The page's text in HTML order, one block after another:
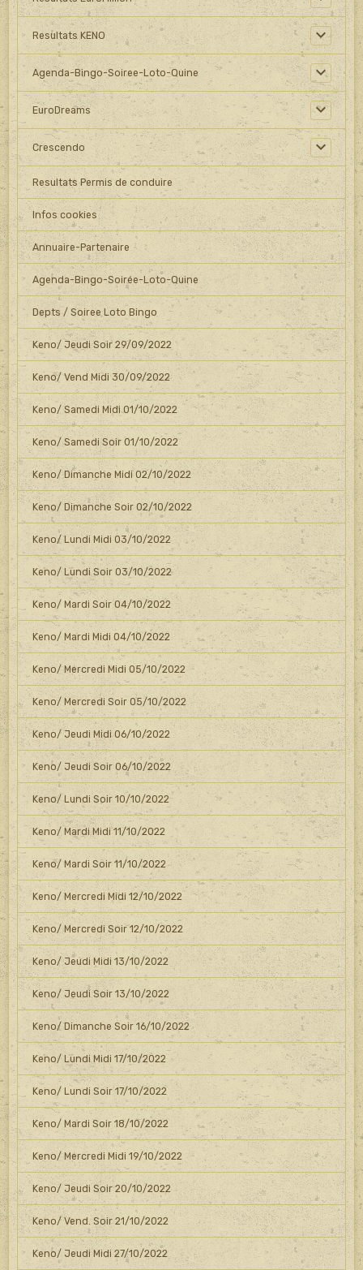
Resultats KENO
Agenda-Bingo-Soiree-Loto-Quine
EuroDreams
Crescendo
Resultats Permis de conduire
Infos cookies
Annuaire-Partenaire
Agenda-Bingo-Soirée-Loto-Quine
Depts / Soiree Loto Bingo
Keno/ Jeudi Soir 29/09/2022
Keno/ Vend Midi 30/09/2022
Keno/ Samedi Midi 01/10/2022
Keno/ Samedi Soir 01/10/2022
Keno/ Dimanche Midi 02/10/2022
Keno/ Dimanche Soir 02/10/2022
Keno/ Lundi Midi 03/10/2022
Keno/ Lundi Soir 03/10/2022
Keno/ Mardi Soir 04/10/2022
Keno/ Mardi Midi 04/10/2022
Keno/ Mercredi Midi 05/10/2022
Keno/ Mercredi Soir 05/10/2022
Keno/ Jeudi Midi 06/10/2022
Keno/ Jeudi Soir 06/10/2022
Keno/ Lundi Soir 10/10/2022
Keno/ Mardi Midi 11/10/2022
Keno/ Mardi Soir 11/10/2022
Keno/ Mercredi Midi 12/10/2022
Keno/ Mercredi Soir 12/10/2022
Keno/ Jeudi Midi 13/10/2022
Keno/ Jeudi Soir 13/10/2022
Keno/ Dimanche Soir 16/10/2022
Keno/ Lundi Midi 17/10/2022
Keno/ Lundi Soir 17/10/2022
Keno/ Mardi Soir 18/10/2022
Keno/ Mercredi Midi 19/10/2022
Keno/ Jeudi Soir 20/10/2022
Keno/ Vend. Soir 21/10/2022
Keno/ Jeudi Midi 27/10/2022